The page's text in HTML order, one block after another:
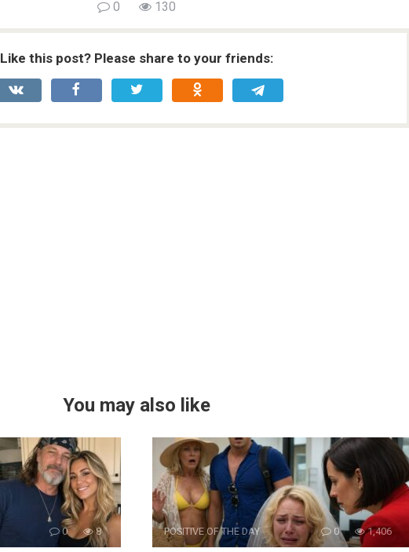
0 130
Like this post? Please share to your friends:
You may also like
0 8 POSITIVE OF THE DAY 0 1,406